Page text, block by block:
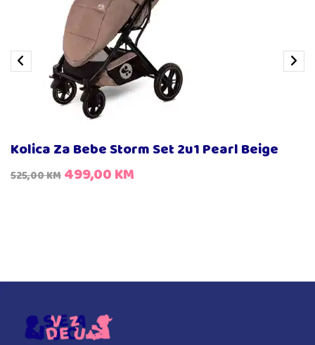
Kolica Za Bebe Storm Set 2u1 Pearl Beige
525,00KM 499,00KM